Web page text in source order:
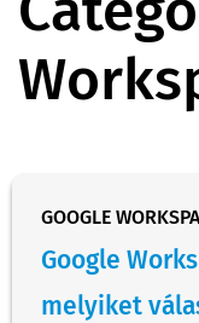
GOOGLE
Google
melyiket